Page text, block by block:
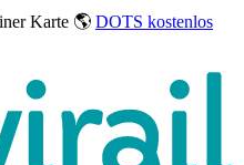
Karte 🌎 DOTS kostenlos